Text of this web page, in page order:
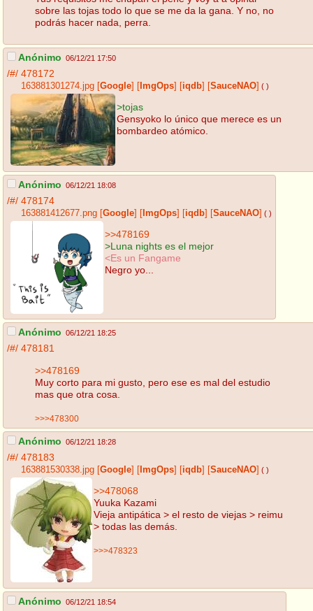
sobre las tojas todo lo que se me da la gana. Y no, no
podrás hacer nada, perra.
Anónimo 06/12/21 17:50
/#/ 478172
163881301274.jpg Google ImgOps iqdb SauceNAO ( )
>tojas
Gensyoko lo único que merece es un
bombardeo atómico.
Anónimo 06/12/21 18:08
/#/ 478174
163881412677.png Google ImgOps iqdb SauceNAO ( )
>>478169
>Luna nights es el mejor
<Es un Fangame
Negro yo...
Anónimo 06/12/21 18:25
/#/ 478181
>>478169
Muy corto para mi gusto, pero ese es mal del estudio
mas que otra cosa.
>>>478300
Anónimo 06/12/21 18:28
/#/ 478183
163881530338.jpg Google ImgOps iqdb SauceNAO ( )
>>478068
Yuuka Kazami
Vieja antipática > el resto de viejas > reimu
> todas las demás.
>>>478323
Anónimo 06/12/21 18:54